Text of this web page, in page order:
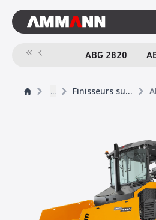
ABG 2820
... Finisseurs sur chenilles